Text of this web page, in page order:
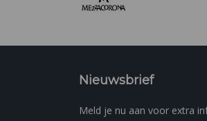
Nieuwsbrief
Meld je nu aan voor extra